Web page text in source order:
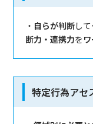
・ 自らが判断し
断力・連携力を
特定行為アセ